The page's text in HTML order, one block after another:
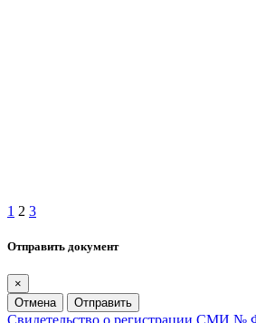
1 2 3
Отправить документ
×
Отмена
Отправить